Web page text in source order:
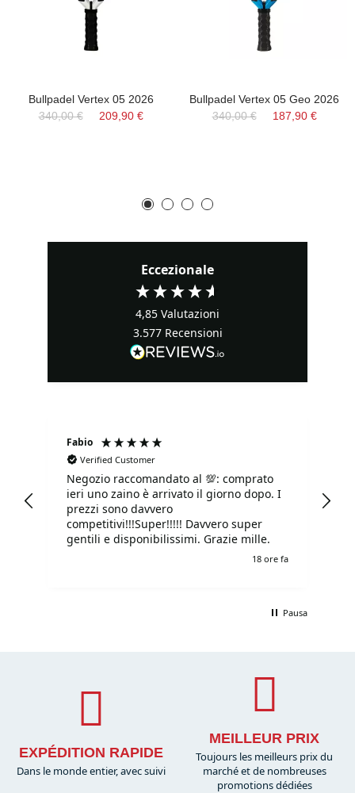
Bullpadel Vertex 05 2026
340,00 €
209,90 €
Bullpadel Vertex 05 Geo 2026
340,00 €
187,90 €
Eccezionale
4,85 Valutazioni
3.577 Recensioni
Fabio
Verified Customer
Negozio raccomandato al 💯: comprato
ieri uno zaino è arrivato il giorno dopo. I
prezzi sono davvero
competitivi!!!Super!!!!! Davvero super
gentili e disponibilissimi. Grazie mille.
18 ore fa
Pausa
EXPÉDITION RAPIDE
Dans le monde entier, avec suivi
MEILLEUR PRIX
Toujours les meilleurs prix du
marché et de nombreuses
promotions dédiées